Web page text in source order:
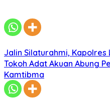
Jalin Silaturahmi, Kapolres
Tokoh Adat Akuan Abung
Kamtibma